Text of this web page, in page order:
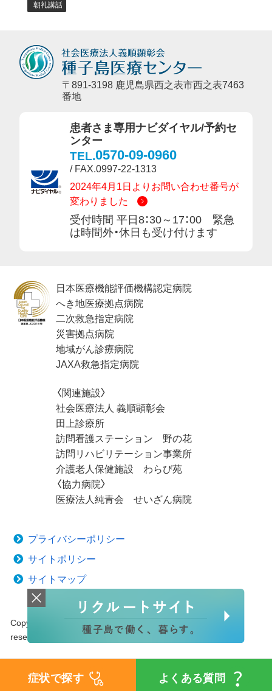
症状で探す よくある質問
朝礼講話
〒891-3198 鹿児島県西之表市西之表7463
番地
患者さま専用ナビダイヤル/予約セ
ンター
TEL.0570-09-0960
/ FAX.0997-22-1313
2024年4月1日よりお問い合わせ番号が
変わりました
受付時間 平日8：30～17：00 緊急
は時間外・休日も受け付けます
日本医療機能評価機構認定病院
へき地医療拠点病院
二次救急指定病院
災害拠点病院
地域がん診療病院
JAXA救急指定病院
〈関連施設〉
社会医療法人 義順顕彰会
田上診療所
訪問看護ステーション 野の花
訪問リハビリテーション事業所
介護老人保健施設 わらび苑
〈協力病院〉
医療法人純青会 せいざん病院
プライバシーポリシー
サイトポリシー
サイトマップ
Copyright © 2020 Tanegashima Medical Center. All rights
reserved.